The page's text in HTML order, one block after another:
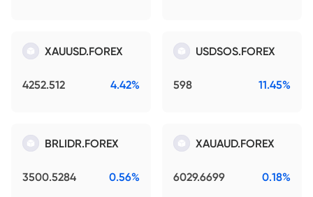
XAUUSD.FOREX
4252.512 4.42%
USDSOS.FOREX
598 11.45%
BRLIDR.FOREX
3500.5284 0.56%
XAUAUD.FOREX
6029.6699 0.18%